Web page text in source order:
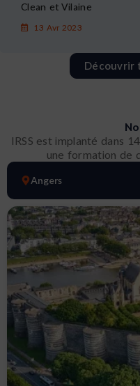
Clean et Vilaine
13 Avr 2023
Découvrir
IRSS est implanté dans
une formation de
Angers